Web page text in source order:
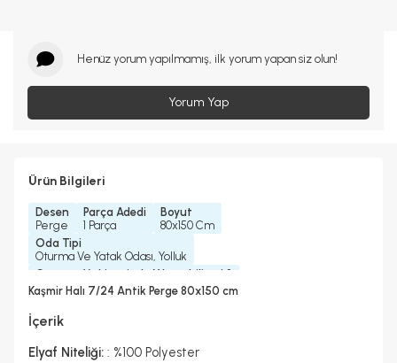
Henüz yorum yapılmamış, ilk yorum yapan siz olun!
Yorum Yap
Ürün Bilgileri
Desen
Perge
Parça Adedi
1 Parça
Boyut
80x150 Cm
Oda Tipi
Oturma Ve Yatak Odası, Yolluk
Çamaşır Makinesinde Yıkanabilir mi ?
Hayır
Hayır
Hayır
2 Yıl
Kaşmir Halı 7/24 Antik Perge 80x150 cm
İçerik
Elyaf Niteliği: : %100 Polyester